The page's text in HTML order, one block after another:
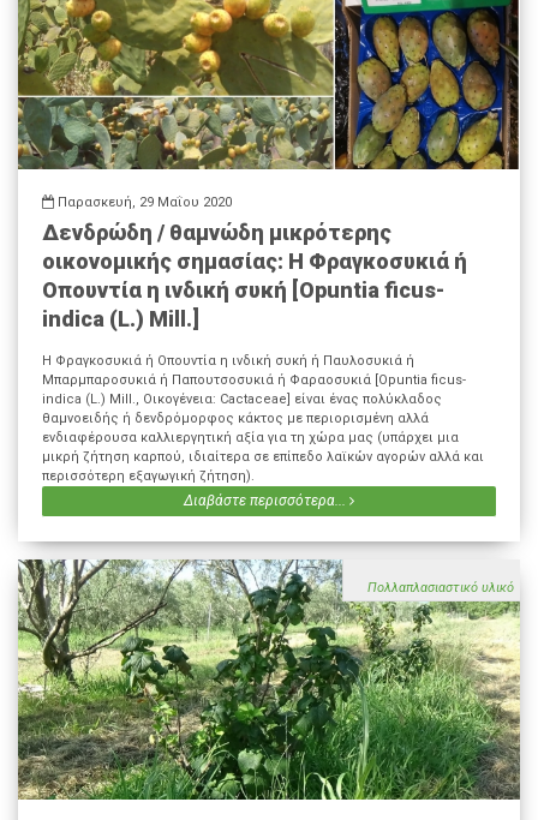
Παρασκευή, 29 Μαΐου 2020
Δενδρώδη / θαμνώδη μικρότερης
οικονομικής σημασίας: Η Φραγκοσυκιά ή
Οπουντία η ινδική συκή [Opuntia ficus-
indica (L.) Mill.]
Η Φραγκοσυκιά ή Οπουντία η ινδική συκή ή Παυλοσυκιά ή
Μπαρμπαροσυκιά ή Παπουτσοσυκιά ή Φαραοσυκιά [Opuntia ficus-
indica (L.) Mill., Οικογένεια: Cactaceae] είναι ένας πολύκλαδος
θαμνοειδής ή δενδρόμορφος κάκτος με περιορισμένη αλλά
ενδιαφέρουσα καλλιεργητική αξία για τη χώρα μας (υπάρχει μια
μικρή ζήτηση καρπού, ιδιαίτερα σε επίπεδο λαϊκών αγορών αλλά και
περισσότερη εξαγωγική ζήτηση).
Διαβάστε περισσότερα...
Πολλαπλασιαστικό υλικό